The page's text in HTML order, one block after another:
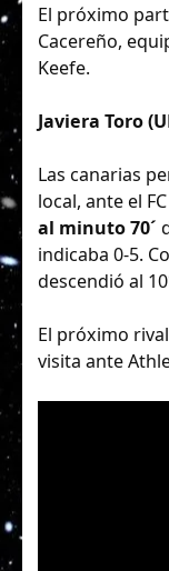
El próximo
Cacereño,
Keefe.
Javiera Toro
Las canarias
local, ante el
al minuto 70´
indicaba 0-5.
descendió al
El próximo
visita ante